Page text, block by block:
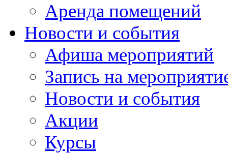
Аренда помещений
Новости и события
Афиша мероприятий
Запись на
Новости и события
Акции
Курсы